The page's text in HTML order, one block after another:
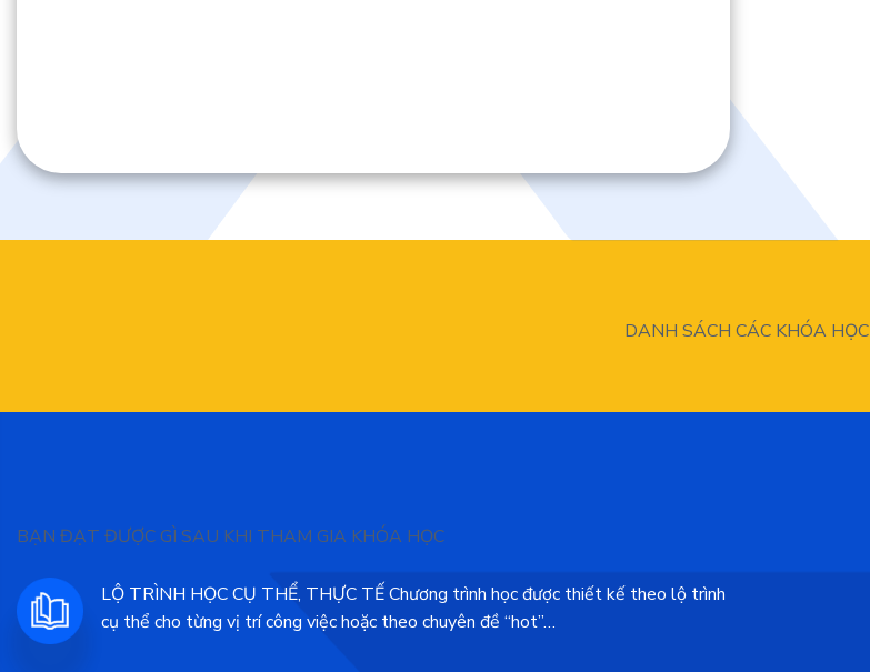
DANH SÁCH CÁC KHÓA HỌC
BẠN ĐẠT ĐƯỢC GÌ SAU KHI THAM GIA KHÓA HỌC
LỘ TRÌNH HỌC CỤ THỂ, THỰC TẾ Chương trình học được thiết kế theo lộ trình
cụ thể cho từng vị trí công việc hoặc theo chuyên đề “hot”…